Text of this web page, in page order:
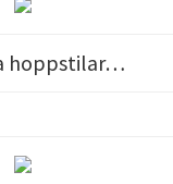
hoppstilar…